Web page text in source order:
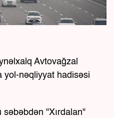
Avtovağzal
yol-nəqliyyat hadisəsi
"Xırdalan"